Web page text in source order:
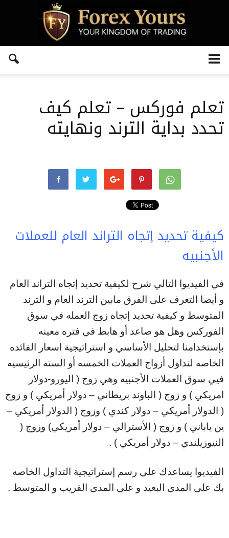
تعلم فوركس – تعلم كيف
تحدد بداية الترند ونهايته
كيفية تحديد إتجاه التراند العام للعملات
الأجنبيه
في الفيديوا التالي شرح لكيفية تحديد إتجاه التراند العام
و أيضا التعرف على الفرق مابين الترند العام و الترند
المتوسط و كيفية تحديد إتجاه زوج العمله في سوق
الفوركس وهل هو صاعد أو هابط في فتره معينه
بإستخدامنا لتحليل الأساسي و استراتيجية اسعار الفائده
الخاصه لتداول أزواج العملات الخمسه أو السته الرئيسيه
فيي سوق العملات الأجنبيه وهي زوج ( اليورو-دولار
امريكي ) و زوج ( الباوند بريطاني – دولار أمريكي ) و زوج
( الدولار أمريكي – دولار كندي ) وزوج ( الدولار أمريكي –
ين ياباني ) و زوج ( الأسترالي – دولار أمريكي) وزوج (
النيوزيلندي – دولار أمريكي ) .
الفيديوا يساعدك على رسم إستراتيجية التداول الخاصه
بك على المدى البعيد و على المدى القريب و المتوسط .